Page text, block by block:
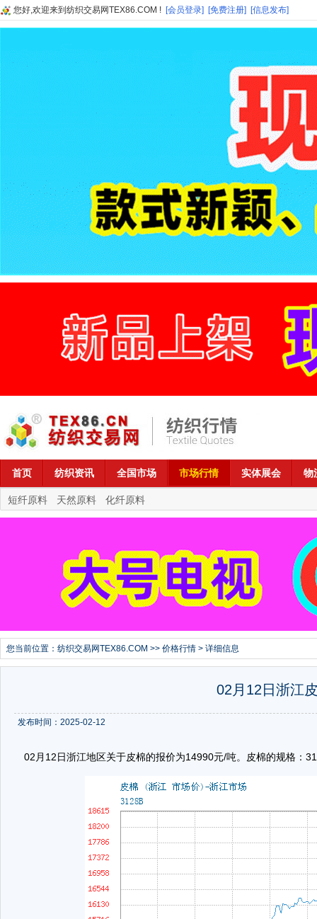
您好,欢迎来到纺织交易网TEX86.COM ! [会员登录] [免费注册] [信息发布]
首页 纺织资讯 全国市场 市场行情 实体展会 物
短纤原料 天然原料 化纤原料
您当前位置： 纺织交易网TEX86.COM >> 价格行情 > 详细信息
02月12日浙江
发布时间：2025-02-12
02月12日浙江地区关于皮棉的报价为14990元/吨。皮棉的规格：